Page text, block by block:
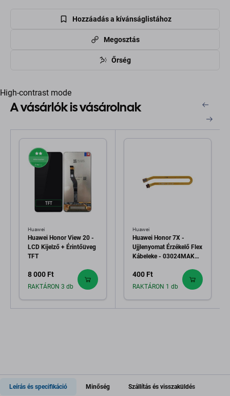
Hozzáadás a kívánságlistához
Megosztás
Őrség
High-contrast mode
A vásárlók is vásárolnak
Huawei
Huawei Honor View 20 -
LCD Kijelző + Érintőüveg
TFT
8 000 Ft
RAKTÁRON 3 db
Huawei
Huawei Honor 7X -
Ujjlenyomat Érzékelő Flex
Kábeleke - 03024MAK
400 Ft
RAKTÁRON 1 db
Leírás és specifikáció Minőség Szállítás és visszaküldés